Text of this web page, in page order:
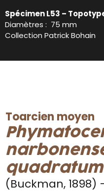
Spécimen L53 –
Diamètres : 75 mm
Collection Patrick Bohain
Toarcien moyen
quadratum
(Buckman, 1898)